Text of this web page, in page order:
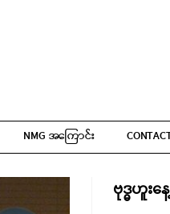
NMG အကြောင်း
ဗုဒ္ဓဟူး